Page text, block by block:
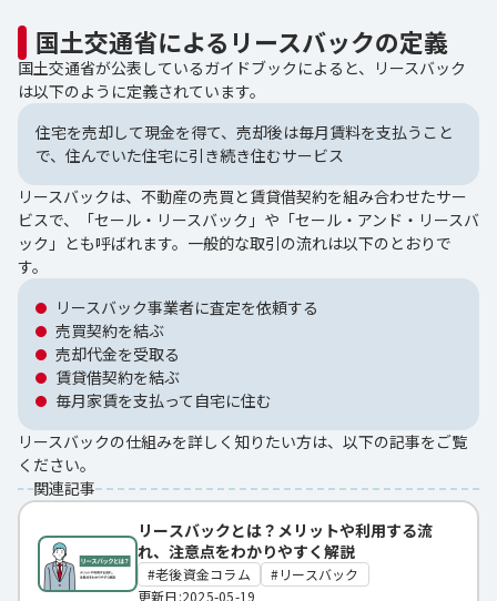
国土交通省によるリースバックの定義
国土交通省が公表しているガイドブックによると、リースバック
は以下のように定義されています。
住宅を売却して現金を得て、売却後は毎月賃料を支払うこと
で、住んでいた住宅に引き続き住むサービス
リースバックは、不動産の売買と賃貸借契約を組み合わせたサー
ビスで、「セール・リースバック」や「セール・アンド・リースバ
ック」とも呼ばれます。一般的な取引の流れは以下のとおりで
す。
リースバック事業者に査定を依頼する
売買契約を結ぶ
売却代金を受取る
賃貸借契約を結ぶ
毎月家賃を支払って自宅に住む
リースバックの仕組みを詳しく知りたい方は、以下の記事をご覧
ください。
関連記事
リースバックとは？メリットや利用する流
れ、注意点をわかりやすく解説
老後資金コラム
リースバック
更新日:2025-05-19